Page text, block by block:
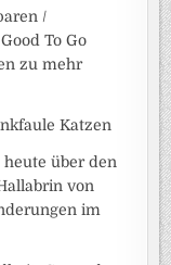
/
To Go
zu mehr
Katzen
über den
von
im